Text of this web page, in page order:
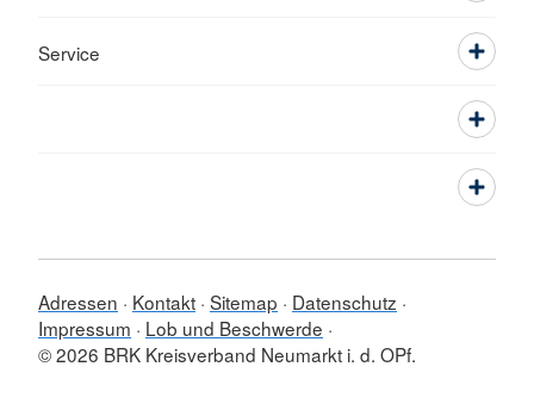
Service
Adressen Kontakt Sitemap
Datenschutz
Impressum
Lob und Beschwerde
© 2026 BRK Kreisverband Neumarkt i. d. OPf.